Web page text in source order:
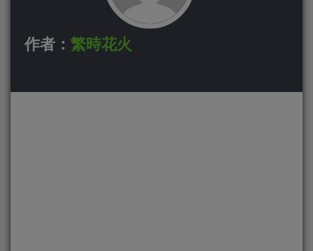
作者： 繁時花火